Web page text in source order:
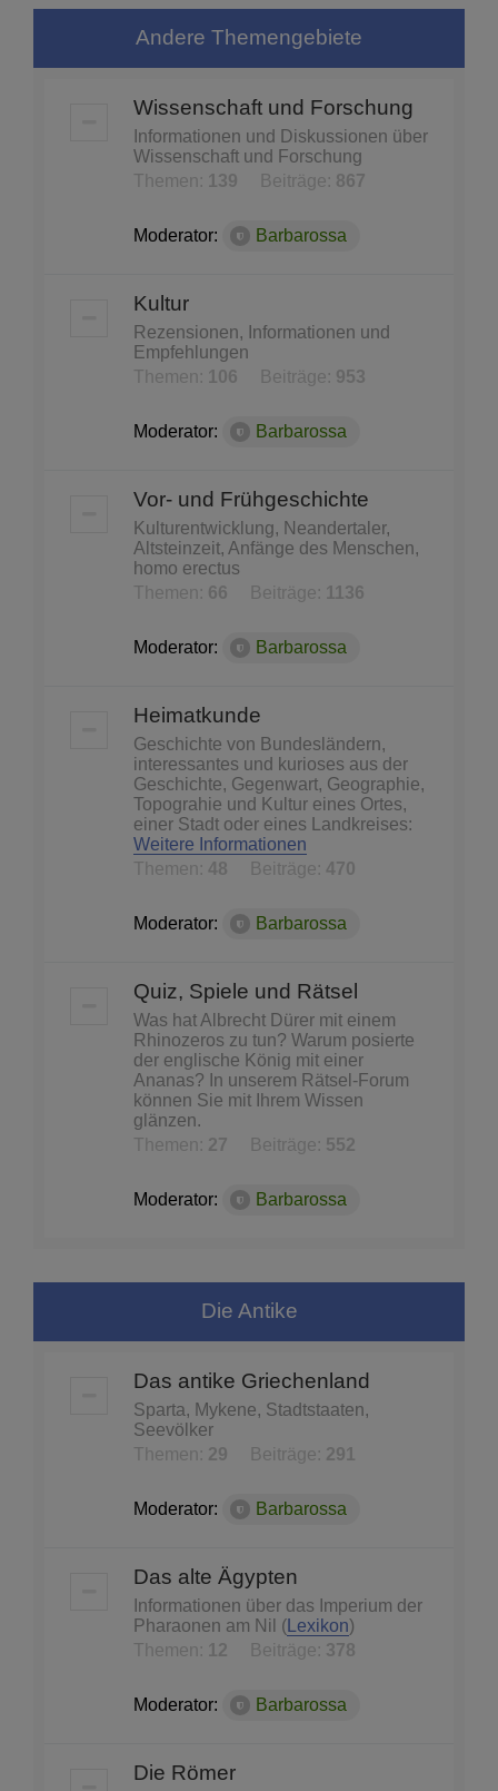
Andere Themengebiete
Wissenschaft und Forschung
Informationen und Diskussionen über
Wissenschaft und Forschung
Themen:
139 Beiträge: 867
Moderator: Barbarossa
Kultur
Rezensionen, Informationen und
Empfehlungen
Themen:
106 Beiträge: 953
Moderator: Barbarossa
Vor- und Frühgeschichte
Kulturentwicklung, Neandertaler,
Altsteinzeit, Anfänge des Menschen,
homo erectus
Themen: 66 Beiträge: 1136
Moderator: Barbarossa
Heimatkunde
Geschichte von Bundesländern,
interessantes und kurioses aus der
Geschichte, Gegenwart, Geographie,
Topograhie und Kultur eines Ortes,
einer Stadt oder eines Landkreises:
Weitere Informationen
Themen: 48 Beiträge: 470
Moderator: Barbarossa
Quiz, Spiele und Rätsel
Was hat Albrecht Dürer mit einem
Rhinozeros zu tun? Warum posierte
der englische König mit einer
Ananas? In unserem Rätsel-Forum
können Sie mit Ihrem Wissen
glänzen.
Themen: 27 Beiträge: 552
Moderator: Barbarossa
Die Antike
Das antike Griechenland
Sparta, Mykene, Stadtstaaten,
Seevölker
Themen: 29 Beiträge: 291
Moderator: Barbarossa
Das alte Ägypten
Informationen über das Imperium der
Pharaonen am Nil ( Lexikon)
Themen:
12 Beiträge: 378
Moderator: Barbarossa
Die Römer